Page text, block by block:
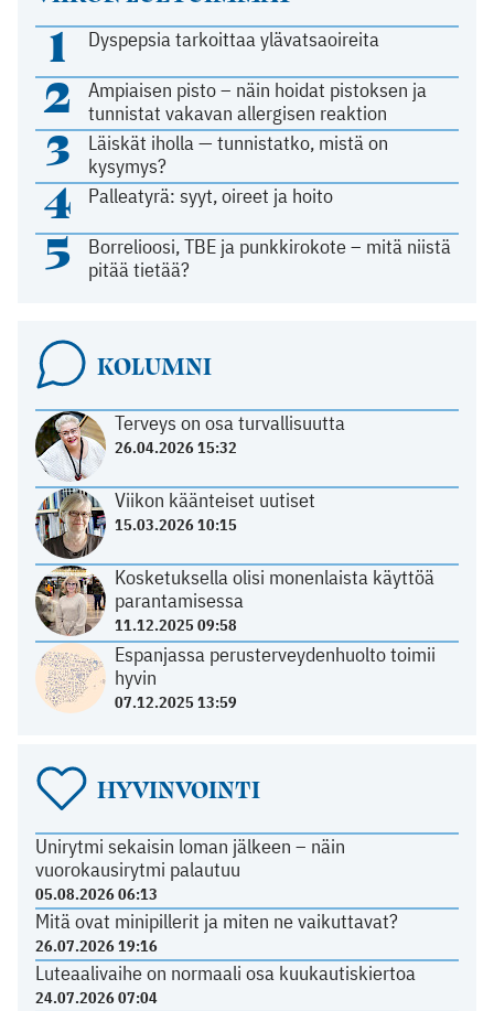
1 Dyspepsia tarkoittaa ylävatsaoireita
2
Ampiaisen pisto – näin hoidat pistoksen ja
tunnistat vakavan allergisen reaktion
3
Läiskät iholla — tunnistatko, mistä on
kysymys?
4 Palleatyrä: syyt, oireet ja hoito
5
Borrelioosi, TBE ja punkkirokote – mitä niistä
pitää tietää?
KOLUMNI
Terveys on osa turvallisuutta
26.04.2026 15:32
Viikon käänteiset uutiset
15.03.2026 10:15
Kosketuksella olisi monenlaista käyttöä
parantamisessa
11.12.2025 09:58
Espanjassa perusterveydenhuolto toimii
hyvin
07.12.2025 13:59
HYVINVOINTI
Unirytmi sekaisin loman jälkeen – näin
vuorokausirytmi palautuu
05.08.2026 06:13
Mitä ovat minipillerit ja miten ne vaikuttavat?
26.07.2026 19:16
Luteaalivaihe on normaali osa kuukautiskiertoa
24.07.2026 07:04